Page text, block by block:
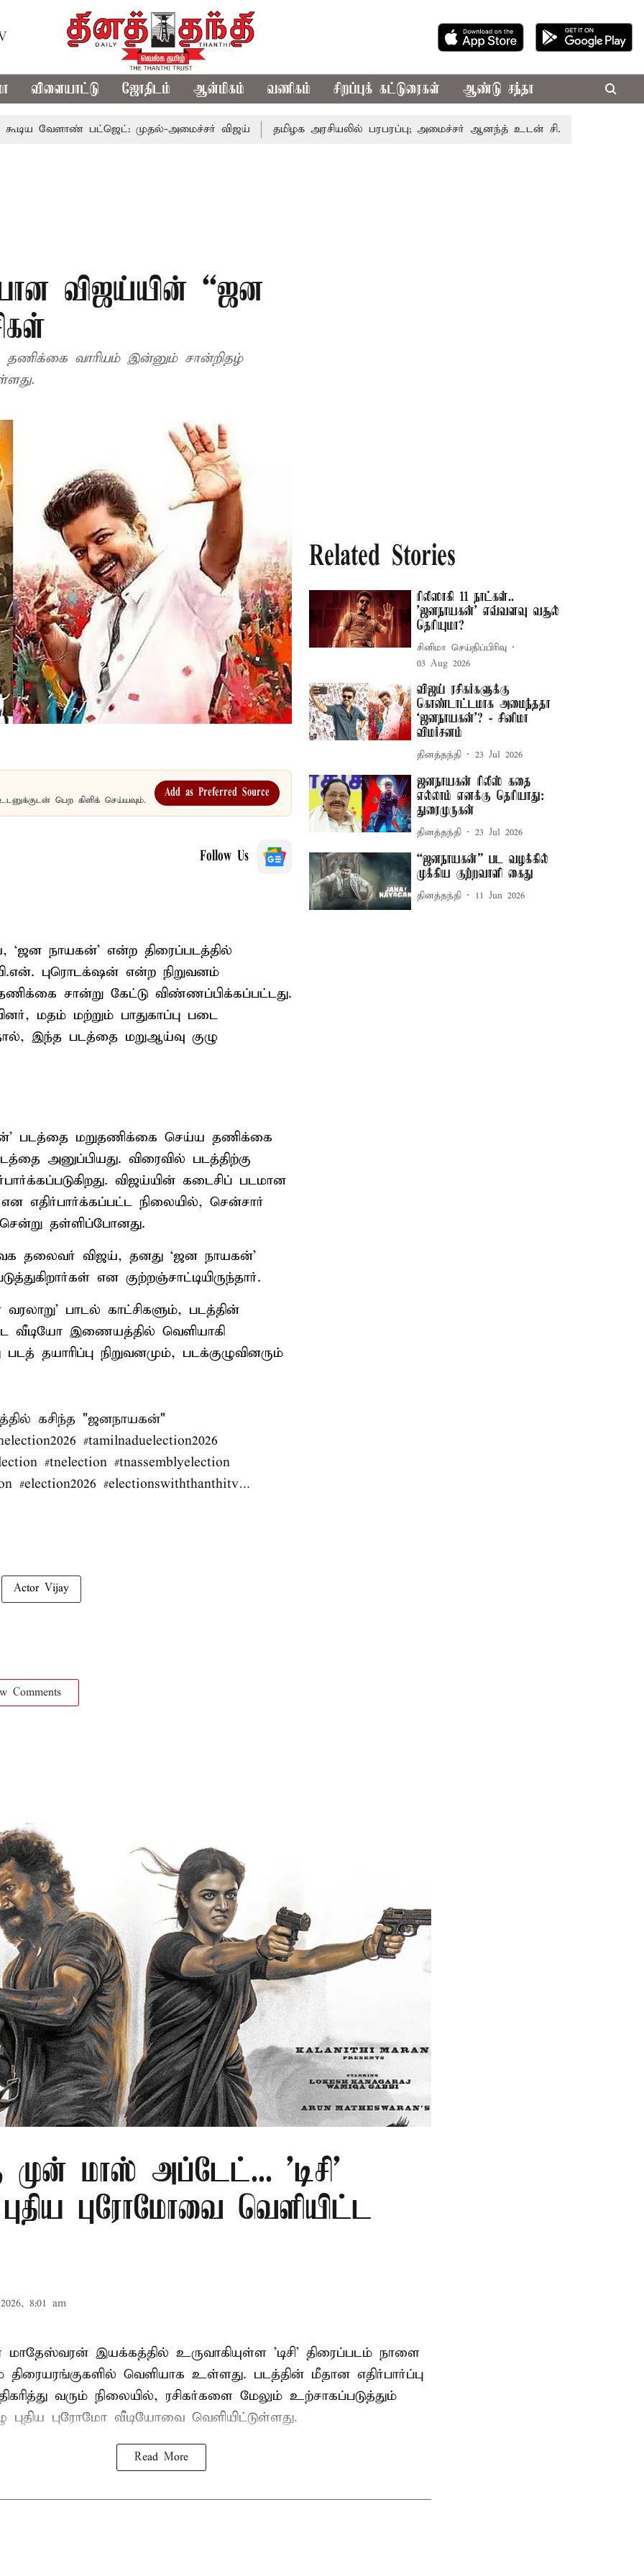
விளையாட்டு ஜோதிடம் ஆன்மிகம் வணிகம் சிறப்புக் கட்டுரைகள் ஆண்டு சந்தா
பட்ஜெட்: முதல்-அமைச்சர் விஜய் தமிழக அரசியலில் பரபரப்பு; அமைச்சர் ஆனந்த் உடன் சி.வி. சண்முகம், வேலுமணி
விஜய்யின் “ஜன
பெற கிளிக் செய்யவும்.
Add as Preferred Source
Follow Us
‘ஜன நாயகன்’ என்ற திரைப்படத்தில்
புரொடக்‌ஷன் என்ற நிறுவனம்
சான்று கேட்டு விண்ணப்பிக்கப்பட்டது.
மதம் மற்றும் பாதுகாப்பு படை
இந்த படத்தை மறுஆய்வு குழு
படத்தை மறுதணிக்கை செய்ய தணிக்கை
அனுப்பியது. விரைவில் படத்திற்கு
விஜய்யின் கடைசிப் படமான
எதிர்பார்க்கப்பட்ட நிலையில், சென்சார்
தள்ளிப்போனது.
தலைவர் விஜய், தனது ‘ஜன நாயகன்’
என குற்றஞ்சாட்டியிருந்தார்.
பாடல் காட்சிகளும், படத்தின்
வீடியோ இணையத்தில் வெளியாகி
தயாரிப்பு நிறுவனமும், படக்குழுவினரும்
கசிந்த "ஜனநாயகன்"
#tamilnaduelection2026
#tnelection #tnassemblyelection
#election2026 #electionswiththanthitv…
Actor Vijay
Comments
Related Stories
ரிலீஸாகி 11 நாட்கள்..
'ஜனநாயகன்' எவ்வளவு வசூல்
தெரியுமா?
சினிமா செய்திப்பிரிவு
03 Aug 2026
விஜய் ரசிகர்களுக்கு
கொண்டாட்டமாக அமைந்ததா
‘ஜனநாயகன்’? - சினிமா
விமர்சனம்
தினத்தந்தி 23 Jul 2026
ஜனநாயகன் ரிலீஸ் கதை
எல்லாம் எனக்கு தெரியாது:
துரைமுருகன்
தினத்தந்தி 23 Jul 2026
“ஜனநாயகன்” பட வழக்கில்
முக்கிய குற்றவாளி கைது
தினத்தந்தி 11 Jun 2026
முன் மாஸ் அப்டேட்... 'டிசி'
புரோமோவை வெளியிட்ட
8:01 am
இயக்கத்தில் உருவாகியுள்ள 'டிசி' திரைப்படம் நாளை
வெளியாக உள்ளது. படத்தின் மீதான எதிர்பார்ப்பு
வரும் நிலையில், ரசிகர்களை மேலும் உற்சாகப்படுத்தும்
புதிய புரோமோ வீடியோவை வெளியிட்டுள்ளது.
Read More